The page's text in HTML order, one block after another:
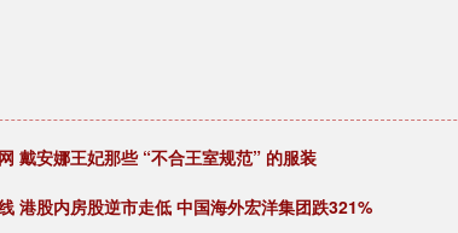
戴安娜王妃那些 “不合王室规范” 的服装
港股内房股逆市走低 中国海外宏洋集团跌321%